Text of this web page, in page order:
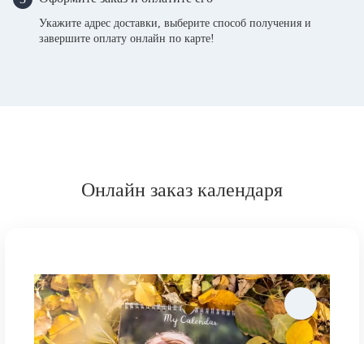
Укажите адрес доставки, выберите способ получения и
завершите оплату онлайн по карте!
Онлайн заказ календаря